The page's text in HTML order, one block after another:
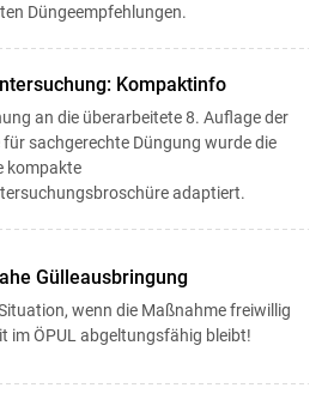
Düngeempfehlungen.
Kompaktinfo
an die überarbeitete 8. Auflage der
für sachgerechte Düngung wurde die
kompakte
adaptiert.
Gülleausbringung
wenn die Maßnahme freiwillig
im ÖPUL abgeltungsfähig bleibt!